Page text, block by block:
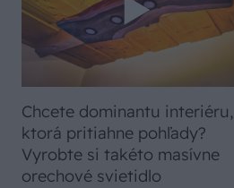
Chcete dominantu interiéru,
ktorá pritiahne pohľady?
Vyrobte si takéto masívne
orechové svietidlo